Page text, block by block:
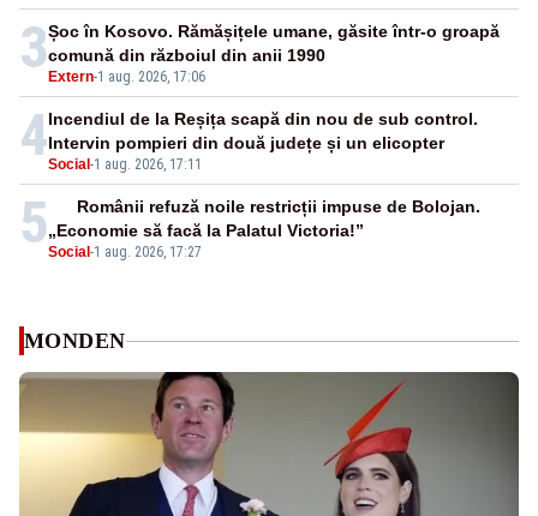
3 Extern-1 aug. 2026, 17:06
Șoc în Kosovo. Rămășițele umane, găsite într-o groapă
comună din războiul din anii 1990
4Social -1 aug. 2026, 17:11
Incendiul de la Reșița scapă din nou de sub control.
Intervin pompieri din două județe și un elicopter
5Social -1 aug. 2026, 17:27
Românii refuză noile restricții impuse de Bolojan.
„Economie să facă la Palatul Victoria!”
MONDEN